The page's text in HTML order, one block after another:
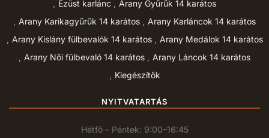
Ezüst karlánc
Arany Gyűrűk 14 karátos
Arany Karikagyűrűk 14 karátos
Arany Karláncok 14 karátos
Arany Kislány fülbevalók 14 karátos
Arany Medálok 14 karátos
Arany Női fülbevaló 14 karátos
Arany Láncok 14 karátos
Kiegészítők
NYITVATARTÁS
Hétfő – Péntek: 9:00–16:45